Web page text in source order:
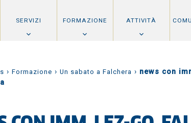
SERVIZI FORMAZIONE ATTIVITÀ
› Formazione › Un sabato a Falchera › news con